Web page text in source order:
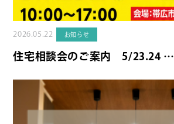
2026.05.22 お知らせ
住宅相談会のご案内 5/23.24 …